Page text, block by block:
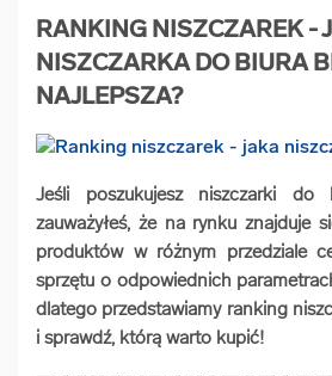
Niszczenie nośników informacji
Archiwizowanie dokumentów
Przechowywanie dokumentacji
Usługi digitalizacjyjne
RANKING NISZCZAREK -
NISZCZARKA DO BIURA
NAJLEPSZA?
Jeśli poszukujesz niszczarki do
zauważyłeś, że na rynku znajduje
produktów w różnym przedziale
sprzętu o odpowiednich
dlatego przedstawiamy ranking
i sprawdź, którą warto kupić!